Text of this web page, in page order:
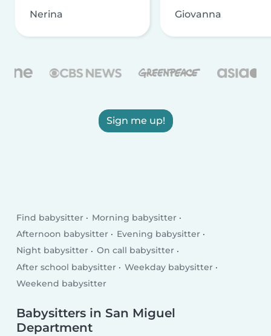
Nerina Giovanna
Sign me up!
Find babysitter
Morning babysitter
Afternoon babysitter
Evening babysitter
Night babysitter
On call babysitter
After school babysitter
Weekday babysitter
Weekend babysitter
Babysitters in San Miguel
Department